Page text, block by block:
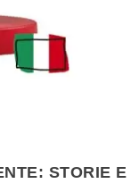
STORIE E